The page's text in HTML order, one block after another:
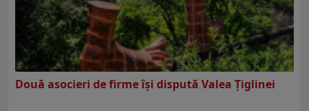
Două asocieri de firme îşi dispută Valea Ţiglinei